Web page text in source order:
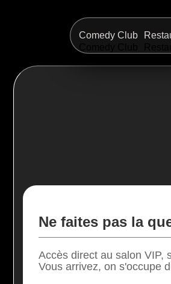
Comedy Club
Ne faites pas la
Accès direct au salon VIP,
Vous arrivez, on s'occupe